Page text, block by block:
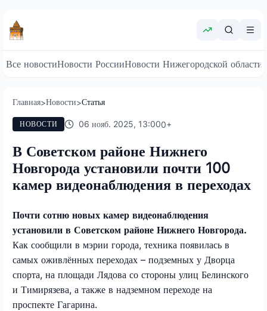
Все новостиНовости РоссииНовости Нижегородской области
Главная>Новости>Статья
НОВОСТИ 06 нояб. 2025, 13:000+
В Советском районе Нижнего
Новгорода установили почти 100
камер видеонаблюдения в переходах
Почти сотню новых камер видеонаблюдения
установили в Советском районе Нижнего Новгорода.
Как сообщили в мэрии города, техника появилась в
самых оживлённых переходах – подземных у Дворца
спорта, на площади Лядова со стороны улиц Белинского
и Тимирязева, а также в надземном переходе на
проспекте Гагарина.